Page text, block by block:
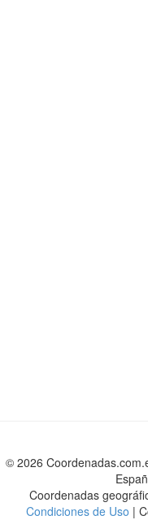
© 2026
Coordenadas
Condiciones de Uso |